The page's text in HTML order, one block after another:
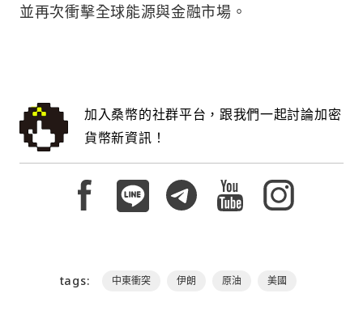
並再次衝擊全球能源與金融市場。
加入桑幣的社群平台，跟我們一起討論加密
貨幣新資訊！
tags: 中東衝突 伊朗 原油 美國